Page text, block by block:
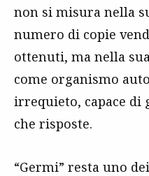
non si misura nella
numero di copie
ottenuti, ma nella
come organismo
irrequieto, capace di
che risposte.
“Germi” resta uno